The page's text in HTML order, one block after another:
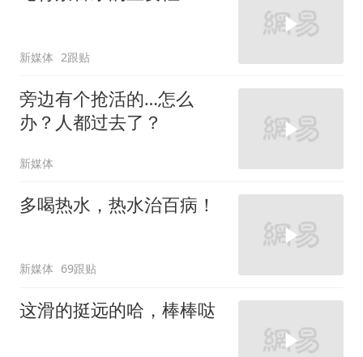
新媒体 2跟贴
旁边有个抢活的…怎么
办？人都过去了？
新媒体
多喝热水，热水治百病！
新媒体 69跟贴
这滑的挺远的哈，棒棒哒